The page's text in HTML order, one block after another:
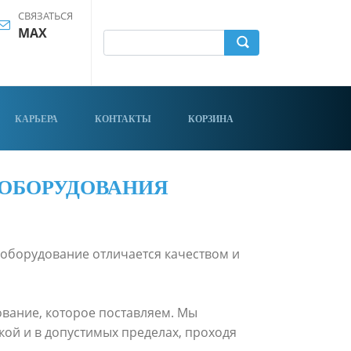
СВЯЗАТЬСЯ
MAX
КАРЬЕРА КОНТАКТЫ КОРЗИНА
отличается качеством и
которое поставляем. Мы
и в допустимых пределах, проходя